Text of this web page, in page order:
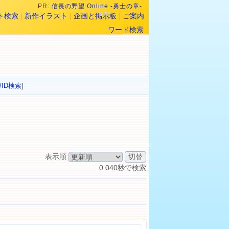
PR: 信長の野望 Online -勇士の章-
検索 | 新作イラスト | 企画と掲示板 | ご案内
ワード検索
ID検索]
表示順
0.040秒で検索